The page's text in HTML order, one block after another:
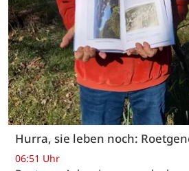
Hurra, sie leben noch:
06:51 Uhr